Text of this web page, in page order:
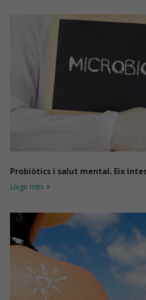
Probiòtics i salut mental. Eix
Llegir més